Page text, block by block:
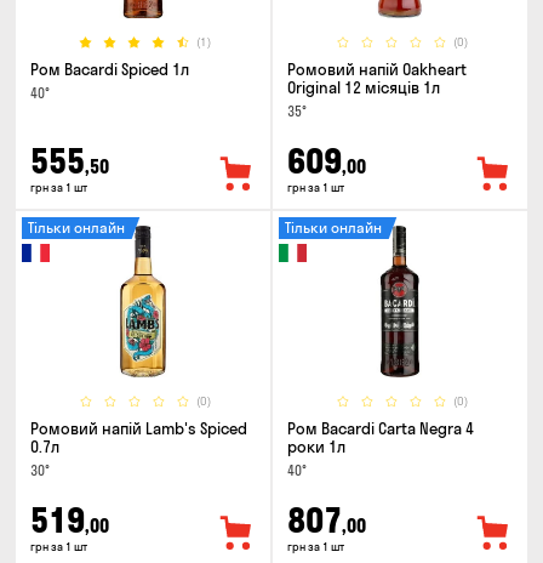
(1)
Ром Bacardi Spiced 1л
40°
555,50
грн за 1 шт
(0)
Ромовий напій Oakheart
Original 12 місяців 1л
35°
609,00
грн за 1 шт
(0)
Тільки онлайн
Ромовий напій Lamb's Spiced
0.7л
30°
519,00
грн за 1 шт
(0)
Тільки онлайн
Ром Bacardi Carta Negra 4
роки 1л
40°
807,00
грн за 1 шт